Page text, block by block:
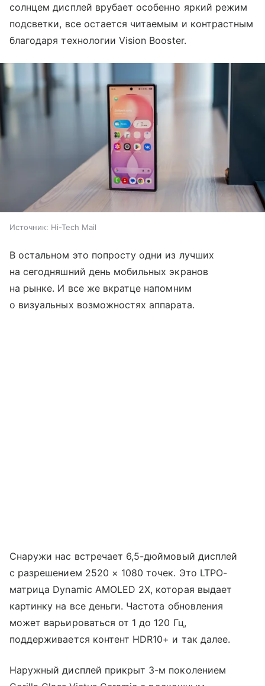
солнцем дисплей врубает особенно яркий режим
подсветки, все остается читаемым и контрастным
благодаря технологии Vision Booster.
Источник: Hi-Tech Mail
В остальном это попросту одни из лучших
на сегодняшний день мобильных экранов
на рынке. И все же вкратце напомним
о визуальных возможностях аппарата.
Снаружи нас встречает 6,5-дюймовый дисплей
с разрешением 2520 × 1080 точек. Это LTPO-
матрица Dynamic AMOLED 2X, которая выдает
картинку на все деньги. Частота обновления
может варьироваться от 1 до 120 Гц,
поддерживается контент HDR10+ и так далее.
Наружный дисплей прикрыт 3-м поколением